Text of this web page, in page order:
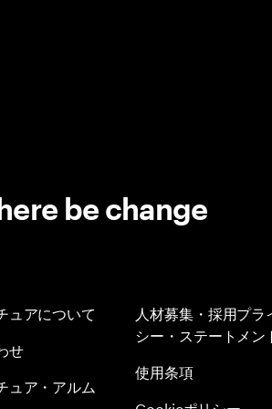
be change
ュアについて
せ
ュア・アルム
人材募集・採用プラ
シー・ステートメン
使用条項